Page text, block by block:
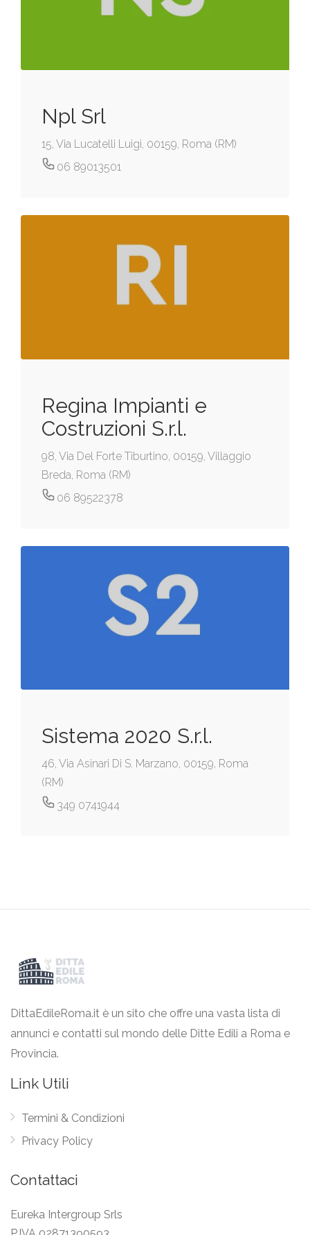
Npl Srl
15, Via Lucatelli Luigi, 00159, Roma (RM)
06 89013501
Regina Impianti e
Costruzioni S.r.l.
98, Via Del Forte Tiburtino, 00159, Villaggio
Breda, Roma (RM)
06 89522378
Sistema 2020 S.r.l.
46, Via Asinari Di S. Marzano, 00159, Roma
(RM)
349 0741944
DittaEdileRoma.it è un sito che offre una vasta lista di
annunci e contatti sul mondo delle Ditte Edili a Roma e
Provincia.
Link Utili
Termini & Condizioni
Privacy Policy
Contattaci
Eureka Intergroup Srls